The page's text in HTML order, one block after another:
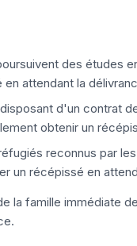
des études
attendant la
d'un contrat
obtenir un
reconnus par
un récépissé en
la famille immédiate